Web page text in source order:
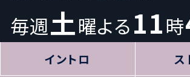
毎週土曜よる11時
イントロ ス